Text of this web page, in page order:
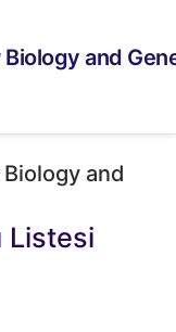
and
and
Listesi